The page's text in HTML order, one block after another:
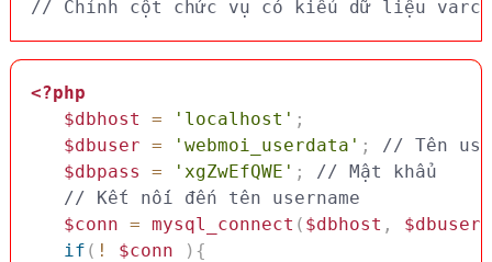
// Chỉnh cột chức vụ có kiểu dữ liệu
<?php
$dbhost
= 'localhost' ;
$dbuser = 'webmoi_userdata' ;
// Tên
$dbpass
= 'xgZwEfQWE' ;
// Mật khẩu
// Kết nối đến tên username
$conn = mysql_connect ( $dbhost , $dbuser
if ( ! $conn ) {